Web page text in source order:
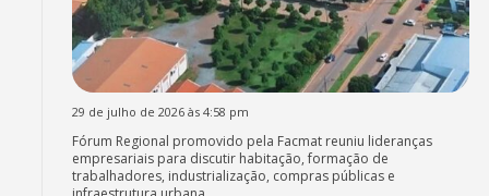
29 de julho de 2026 às 4:58 pm
Fórum Regional promovido pela Facmat reuniu lideranças
empresariais para discutir habitação, formação de
trabalhadores, industrialização, compras públicas e